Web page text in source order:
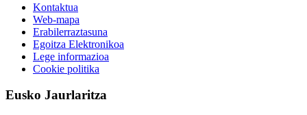
Kontaktua
Web-mapa
Erabilerraztasuna
Egoitza Elektronikoa
Lege informazioa
Cookie politika
Eusko Jaurlaritza